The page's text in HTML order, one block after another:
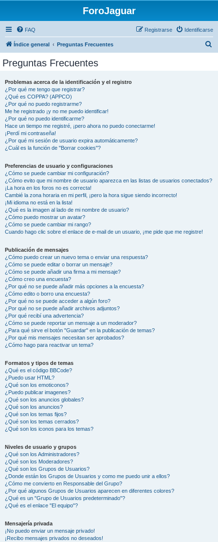
ForoJaguar
FAQ Identificarse
Registrarse
Índice general Preguntas Frecuentes
Preguntas Frecuentes
Problemas acerca de la identificación y el registro
¿Por qué me tengo que registrar?
¿Qué es COPPA? (APPCO)
¿Por qué no puedo registrarme?
Me he registrado ¡y no me puedo identificar!
¿Por qué no puedo identificarme?
Hace un tiempo me registré, ¡pero ahora no puedo conectarme!
¡Perdí mi contraseña!
¿Por qué mi sesión de usuario expira automáticamente?
¿Cuál es la función de "Borrar cookies"?
Preferencias de usuario y configuraciones
¿Cómo se puede cambiar mi configuración?
¿Cómo evito que mi nombre de usuario aparezca en las listas de usuarios conectados?
¡La hora en los foros no es correcta!
Cambié la zona horaria en mi perfil, ¡pero la hora sigue siendo incorrecto!
¡Mi idioma no está en la lista!
¿Qué es la imagen al lado de mi nombre de usuario?
¿Cómo puedo mostrar un avatar?
¿Cómo se puede cambiar mi rango?
Cuando hago clic sobre el enlace de e-mail de un usuario, ¡me pide que me registre!
Publicación de mensajes
¿Cómo puedo crear un nuevo tema o enviar una respuesta?
¿Cómo se puede editar o borrar un mensaje?
¿Cómo se puede añadir una firma a mi mensaje?
¿Cómo creo una encuesta?
¿Por qué no se puede añadir más opciones a la encuesta?
¿Cómo edito o borro una encuesta?
¿Por qué no se puede acceder a algún foro?
¿Por qué no se puede añadir archivos adjuntos?
¿Por qué recibí una advertencia?
¿Cómo se puede reportar un mensaje a un moderador?
¿Para qué sirve el botón "Guardar" en la publicación de temas?
¿Por qué mis mensajes necesitan ser aprobados?
¿Cómo hago para reactivar un tema?
Formatos y tipos de temas
¿Qué es el código BBCode?
¿Puedo usar HTML?
¿Qué son los emoticonos?
¿Puedo publicar imagenes?
¿Qué son los anuncios globales?
¿Qué son los anuncios?
¿Qué son los temas fijos?
¿Qué son los temas cerrados?
¿Qué son los iconos para los temas?
Niveles de usuario y grupos
¿Qué son los Administradores?
¿Qué son los Moderadores?
¿Qué son los Grupos de Usuarios?
¿Donde están los Grupos de Usuarios y como me puedo unir a ellos?
¿Cómo me convierto en Responsable del Grupo?
¿Por qué algunos Grupos de Usuarios aparecen en diferentes colores?
¿Qué es un "Grupo de Usuarios predeterminado"?
¿Qué es el enlace "El equipo"?
Mensajería privada
¡No puedo enviar un mensaje privado!
¡Recibo mensajes privados no deseados!